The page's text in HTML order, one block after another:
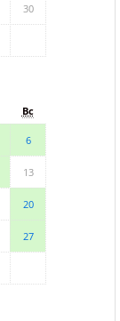
30
Вс
6
13
20
27